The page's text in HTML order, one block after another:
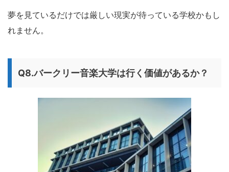
夢を見ているだけでは厳しい現実が待っている学校かもし
れません。
Q8.バークリー音楽大学は行く価値があるか？